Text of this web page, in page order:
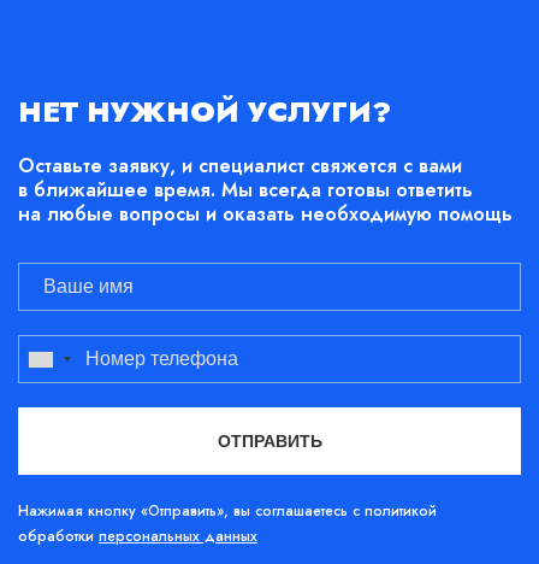
НЕТ НУЖНОЙ УСЛУГИ?
Оставьте заявку, и специалист свяжется с вами
в ближайшее время. Мы всегда готовы ответить
на любые вопросы и оказать необходимую помощь
Нажимая кнопку «Отправить», вы соглашаетесь с политикой
обработки персональных данных